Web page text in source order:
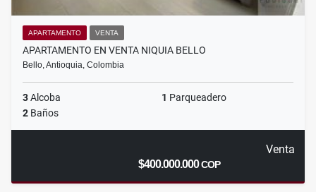
APARTAMENTO VENTA
APARTAMENTO EN VENTA NIQUIA BELLO
Bello, Antioquia, Colombia
3Alcoba 1 Parqueadero
2 Baños
Venta
$400.000.000COP